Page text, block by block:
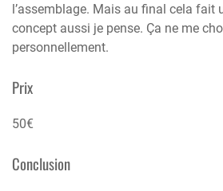
l’assemblage. Mais au final cela fait
concept aussi je pense. Ça ne me
personnellement.
Prix
50€
Conclusion